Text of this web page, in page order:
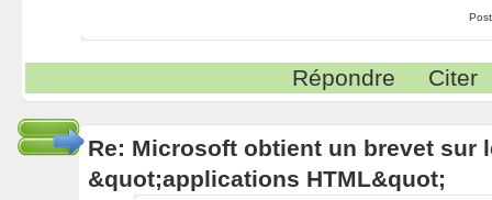
Répondre Citer
Re: Microsoft obtient un brevet sur
&quot;applications HTML&quot;